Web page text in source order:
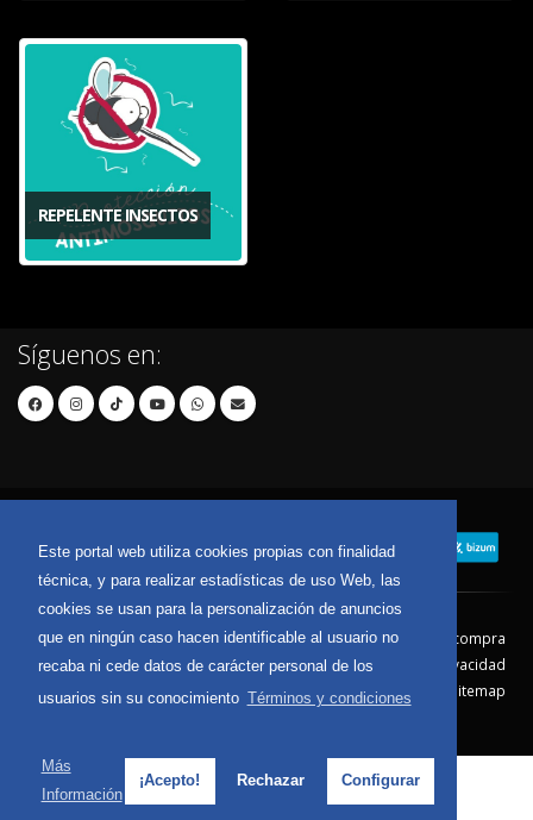
Este portal web utiliza cookies propias con finalidad
técnica, y para realizar estadísticas de uso Web, las
cookies se usan para la personalización de anuncios
que en ningún caso hacen identificable al usuario no
recaba ni cede datos de carácter personal de los
usuarios sin su conocimiento Términos y condiciones
Más
Información
¡Acepto! Rechazar Configurar
REPELENTE INSECTOS
Síguenos en:
Contacto Aviso Legal
Condiciones de compra
Política de envíos
Política de devolución
Política de Privacidad
Política de Cookies
Sitemap